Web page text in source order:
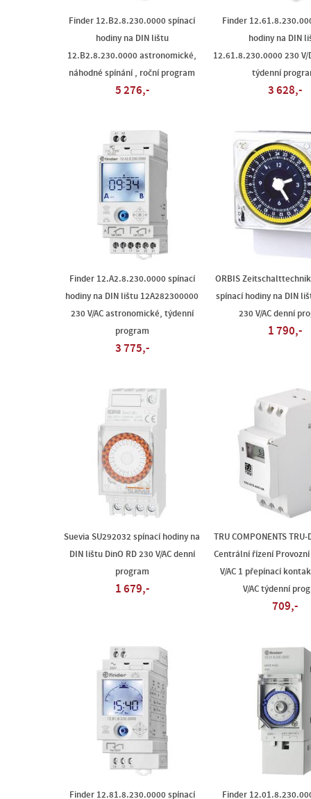
Finder 12.B2.8.230.0000 spínací
hodiny na DIN lištu
12.B2.8.230.0000 astronomické,
náhodné spínání , roční program
5 276,-
Finder
hodiny na DIN
12.61.8.230.0000 230 V/
týdenní
3 628,-
Finder 12.A2.8.230.0000 spínací
hodiny na DIN lištu 12A282300000
230 V/AC astronomické, týdenní
program
3 775,-
ORBIS
spínací hodiny na DIN
230 V/AC denní
1 790,-
Suevia SU292032 spínací hodiny na
DIN lištu DinO RD 230 V/AC denní
program
1 679,-
TRU COMPONENTS TRU-
Centrální řízení
V/AC 1 přepínací
V/AC týdenní
709,-
Finder 12.81.8.230.0000 spínací Finder